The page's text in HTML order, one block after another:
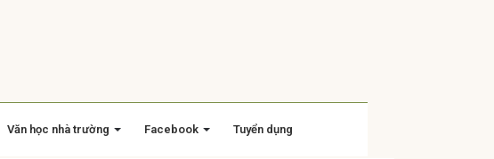
Văn học nhà trường Facebook Tuyển dụng